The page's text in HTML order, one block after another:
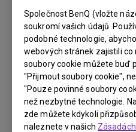
Společnost BenQ (vložte
soukromí vašich údajů.
podobné technologie,
webových stránek zajistili co
soubory cookie můžete buď
"Přijmout soubory cookie",
"Pouze povinné soubory
než nezbytné technologie.
zde můžete kdykoli
naleznete v našich
Projektor nedetekuje
vyřešit?
Aplikace na mém
neočekávaně ukončí
domovskou
vyřešit?